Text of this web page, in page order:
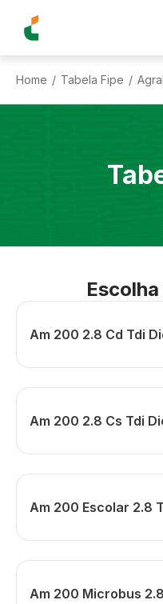
Home / Tabela Fipe /
Am 200 2.8 Cd Tdi
Am 200 2.8 Cs Tdi
Am 200 Escolar 2.8
Am 200 Microbus